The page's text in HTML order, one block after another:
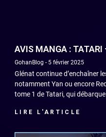
AVIS MANGA : TATARI
GohanBlog 5 février 2025
Glénat continue d’enchaîner
notamment Yan ou encore
tome 1 de Tatari, qui
LIRE L'ARTICLE